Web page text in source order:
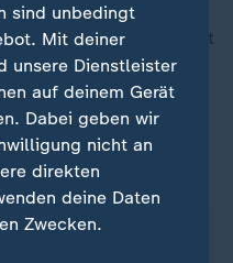
Ablauf der Tat teilte die
Ministerpräsident
"entsetzt" über diese
sind unbedingt
Mit deiner
unsere Dienstleister
auf deinem Gerät
Dabei geben wir
nicht an
direkten
deine Daten
Zwecken.